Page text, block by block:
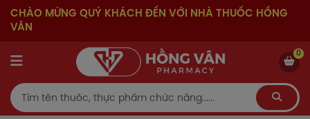
CHÀO MỪNG QUÝ KHÁCH ĐẾN VỚI NHÀ THUỐC HỒNG
VÂN
0